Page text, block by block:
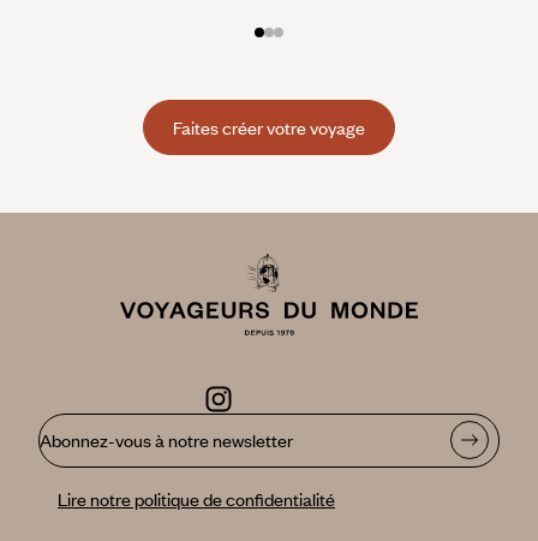
Faites créer votre voyage
Abonnez-vous à notre newsletter
Lire notre politique de confidentialité